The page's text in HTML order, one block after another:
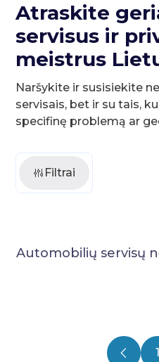
Atraskite
servisus ir
meistrus
Naršykite ir susisiekite
servisais, bet ir su tais,
specifinę problemą ar
Filtrai
Automobilių servisų
1